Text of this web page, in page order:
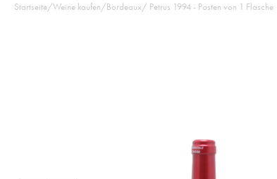
Startseite/Weine kaufen/Bordeaux/ Petrus 1994 - Posten von 1 Flasche